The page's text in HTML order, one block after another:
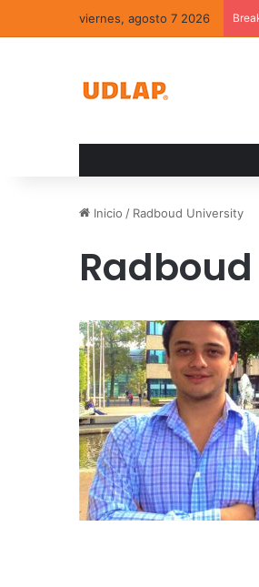
viernes, agosto 7 2026
Inicio / Radboud University